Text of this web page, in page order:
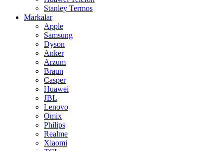
Stanley Termos
Markalar
Apple
Samsung
Dyson
Anker
Arzum
Braun
Casper
Huawei
JBL
Lenovo
Omix
Philips
Realme
Xiaomi